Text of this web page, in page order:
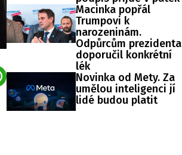
Macinka popřál
Trumpovi k
narozeninám.
Odpůrcům prezidenta
doporučil konkrétní
lék
Novinka od Mety. Za
umělou inteligenci jí
lidé budou platit